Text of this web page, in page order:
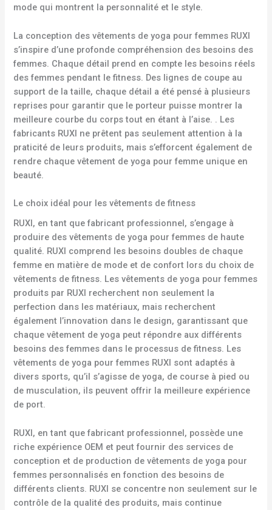
mode qui montrent la personnalité et le style.
La conception des vêtements de yoga pour femmes RUXI
s’inspire d’une profonde compréhension des besoins des
femmes. Chaque détail prend en compte les besoins réels
des femmes pendant le fitness. Des lignes de coupe au
support de la taille, chaque détail a été pensé à plusieurs
reprises pour garantir que le porteur puisse montrer la
meilleure courbe du corps tout en étant à l’aise. . Les
fabricants RUXI ne prêtent pas seulement attention à la
praticité de leurs produits, mais s’efforcent également de
rendre chaque vêtement de yoga pour femme unique en
beauté.
Le choix idéal pour les vêtements de fitness
RUXI, en tant que fabricant professionnel, s’engage à
produire des vêtements de yoga pour femmes de haute
qualité. RUXI comprend les besoins doubles de chaque
femme en matière de mode et de confort lors du choix de
vêtements de fitness. Les vêtements de yoga pour femmes
produits par RUXI recherchent non seulement la
perfection dans les matériaux, mais recherchent
également l’innovation dans le design, garantissant que
chaque vêtement de yoga peut répondre aux différents
besoins des femmes dans le processus de fitness. Les
vêtements de yoga pour femmes RUXI sont adaptés à
divers sports, qu’il s’agisse de yoga, de course à pied ou
de musculation, ils peuvent offrir la meilleure expérience
de port.
RUXI, en tant que fabricant professionnel, possède une
riche expérience OEM et peut fournir des services de
conception et de production de vêtements de yoga pour
femmes personnalisés en fonction des besoins de
différents clients. RUXI se concentre non seulement sur le
contrôle de la qualité des produits, mais continue